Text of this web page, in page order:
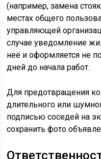
(например, замена
местах общего
управляющей
случае уведомление
неё и оформляется не
дней до начала работ.
Для предотвращения
длительного или
подписью соседей на
сохранить фото